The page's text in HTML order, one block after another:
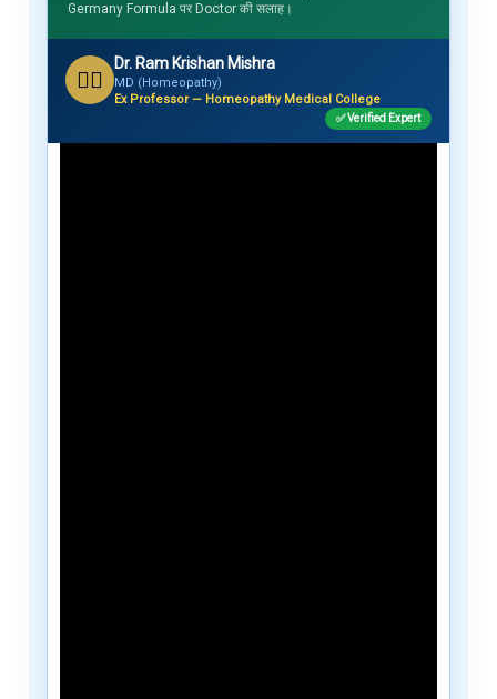
Germany Formula पर Doctor की सलाह।
👨‍⚕️
Dr. Ram Krishan Mishra
MD (Homeopathy)
Ex Professor — Homeopathy Medical College
✅ Verified Expert